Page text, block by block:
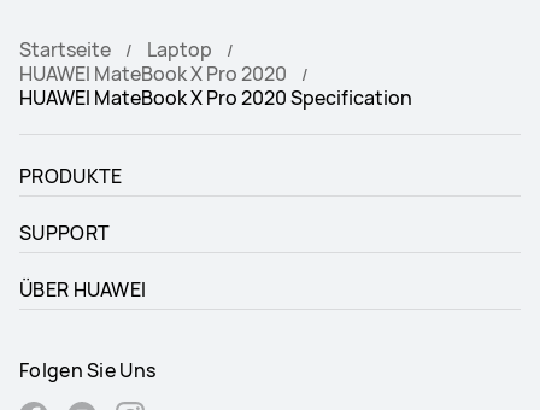
Startseite
Laptop
HUAWEI MateBook X Pro 2020
HUAWEI MateBook X Pro 2020 Specification
PRODUKTE
SUPPORT
ÜBER HUAWEI
Folgen Sie Uns